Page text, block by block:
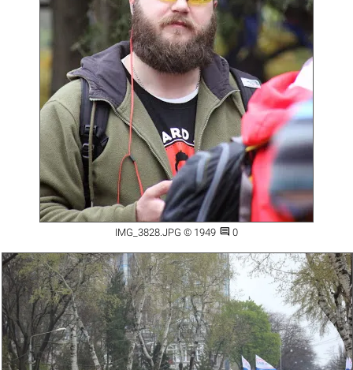
IMG_3828.JPG © 1949  0